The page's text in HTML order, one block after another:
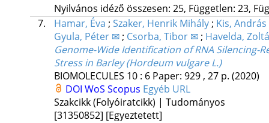
Nyilvános idéző összesen: 25, Független: 23,
7.
Hamar, Éva ; Szaker, Henrik Mihály; Kis, András
Gyula, Péter ✉; Csorba, Tibor ✉; Havelda,
Genome-Wide Identification of RNA Silencing-
Stress in Barley (Hordeum vulgare L.)
BIOMOLECULES 10: 6 Paper: 929 , 27 p. (2020)
DOI WoS Scopus Egyéb URL
Szakcikk (Folyóiratcikk) | Tudományos
[31350852] [Egyeztetett]